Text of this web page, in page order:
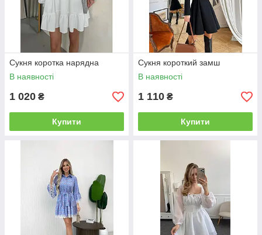
Ціни на наші плаття недорогі та водночас не
поступаються за якістю. У нашому інтернет-магазині
жіночого одягу конкурентоспроможні ціни так, як ми
постачаємо жіночий одяг безпосередньо з фабрик.
Швидка доставка на всій території України "Новою
поштою" або іншою кур'єрською службою за вашим
побажанням. Доставляємо замовлення до Росії та
Ми є лідерами
Нашінтернет-магазин жіночого одягупрацює вже
п'ятийрік і ми дуже дорожимо своєю репутацією. Нам
дуже важливо, щоб ви залишилися задоволені своїми
замовленнями та повертаються до нас знову і знову.
Сукня коротка нарядна
В наявності
1 020 ₴
Купити
Сукня короткий замш
В наявності
1 110 ₴
Купити